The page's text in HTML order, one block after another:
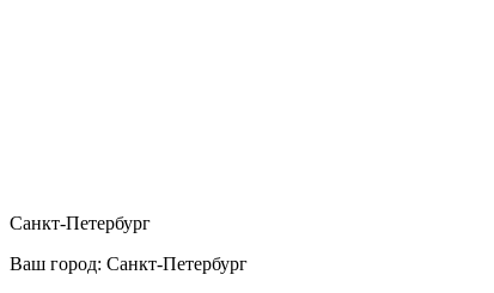
Санкт-Петербург
Ваш город: Санкт-Петербург